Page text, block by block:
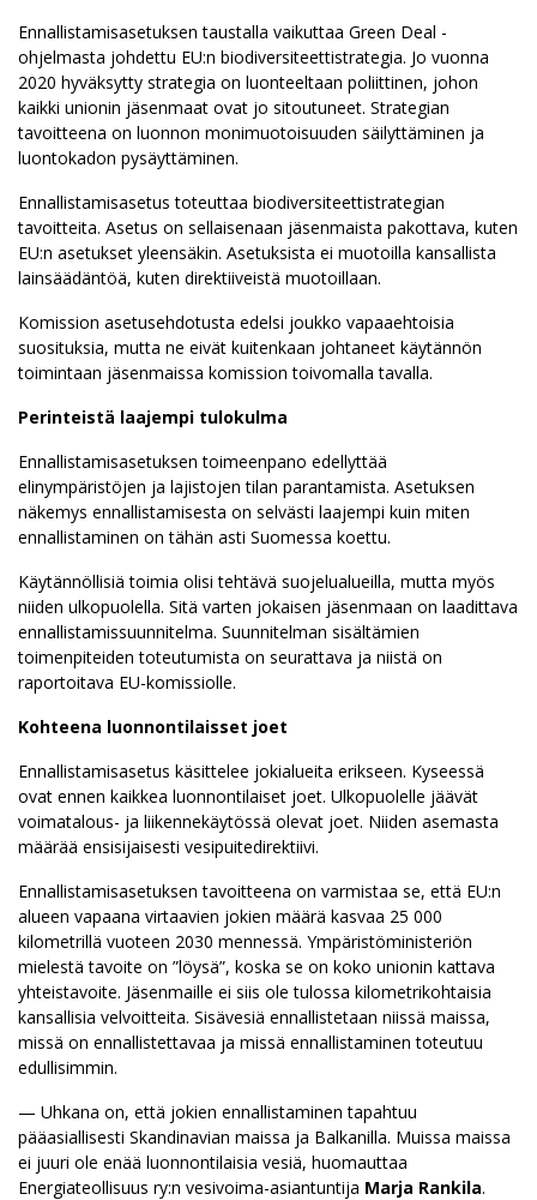
Ennallistamisasetuksen taustalla vaikuttaa Green Deal -
ohjelmasta johdettu EU:n biodiversiteettistrategia. Jo vuonna
2020 hyväksytty strategia on luonteeltaan poliittinen, johon
kaikki unionin jäsenmaat ovat jo sitoutuneet. Strategian
tavoitteena on luonnon monimuotoisuuden säilyttäminen ja
luontokadon pysäyttäminen.
Ennallistamisasetus toteuttaa biodiversiteettistrategian
tavoitteita. Asetus on sellaisenaan jäsenmaista pakottava, kuten
EU:n asetukset yleensäkin. Asetuksista ei muotoilla kansallista
lainsäädäntöä, kuten direktiiveistä muotoillaan.
Komission asetusehdotusta edelsi joukko vapaaehtoisia
suosituksia, mutta ne eivät kuitenkaan johtaneet käytännön
toimintaan jäsenmaissa komission toivomalla tavalla.
Perinteistä laajempi tulokulma
Ennallistamisasetuksen toimeenpano edellyttää
elinympäristöjen ja lajistojen tilan parantamista. Asetuksen
näkemys ennallistamisesta on selvästi laajempi kuin miten
ennallistaminen on tähän asti Suomessa koettu.
Käytännöllisiä toimia olisi tehtävä suojelualueilla, mutta myös
niiden ulkopuolella. Sitä varten jokaisen jäsenmaan on laadittava
ennallistamissuunnitelma. Suunnitelman sisältämien
toimenpiteiden toteutumista on seurattava ja niistä on
raportoitava EU-komissiolle.
Kohteena luonnontilaisset joet
Ennallistamisasetus käsittelee jokialueita erikseen. Kyseessä
ovat ennen kaikkea luonnontilaiset joet. Ulkopuolelle jäävät
voimatalous- ja liikennekäytössä olevat joet. Niiden asemasta
määrää ensisijaisesti vesipuitedirektiivi.
Ennallistamisasetuksen tavoitteena on varmistaa se, että EU:n
alueen vapaana virtaavien jokien määrä kasvaa 25 000
kilometrillä vuoteen 2030 mennessä. Ympäristöministeriön
mielestä tavoite on ”löysä”, koska se on koko unionin kattava
yhteistavoite. Jäsenmaille ei siis ole tulossa kilometrikohtaisia
kansallisia velvoitteita. Sisävesiä ennallistetaan niissä maissa,
missä on ennallistettavaa ja missä ennallistaminen toteutuu
edullisimmin.
— Uhkana on, että jokien ennallistaminen tapahtuu
pääasiallisesti Skandinavian maissa ja Balkanilla. Muissa maissa
ei juuri ole enää luonnontilaisia vesiä, huomauttaa
Energiateollisuus ry:n vesivoima-asiantuntija Marja Rankila.